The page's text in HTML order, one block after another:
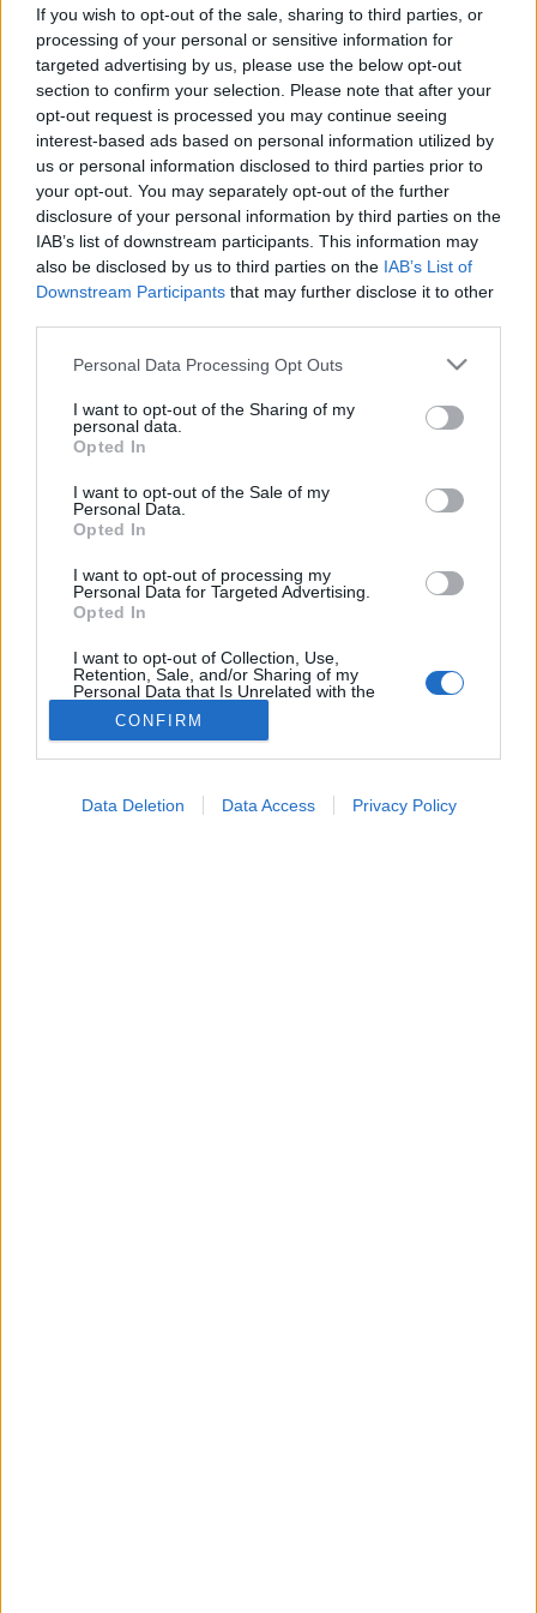
If you wish to opt-out of the sale, sharing to third parties, or
processing of your personal or sensitive information for
targeted advertising by us, please use the below opt-out
section to confirm your selection. Please note that after your
opt-out request is processed you may continue seeing
interest-based ads based on personal information utilized by
us or personal information disclosed to third parties prior to
your opt-out. You may separately opt-out of the further
disclosure of your personal information by third parties on the
IAB’s list of downstream participants. This information may
also be disclosed by us to third parties on the IAB’s List of
Downstream Participants that may further disclose it to other
Please note that this website/app uses one or more Google
not limited to your visit or usage behaviour. You may click to
grant or deny consent to Google and its third-party tags to
use your data for below specified purposes in below Google
consent section.
Personal Data Processing Opt Outs
I want to opt-out of the Sharing of my
personal data.
Opted In
I want to opt-out of the Sale of my
Personal Data.
Opted In
I want to opt-out of processing my
Personal Data for Targeted Advertising.
Opted In
I want to opt-out of Collection, Use,
Retention, Sale, and/or Sharing of my
Personal Data that Is Unrelated with the
Purposes for which it was collected.
Opted Out
CONFIRM
Data Deletion Data Access Privacy Policy
gyulladás
2024. április 03. 19:34
Küldés Küldés Messengeren